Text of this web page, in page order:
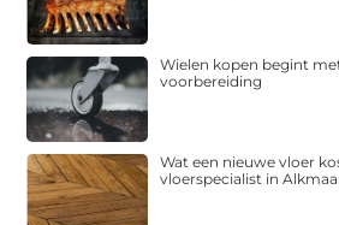
Wielen kopen begint
voorbereiding
Wat een nieuwe vloer
vloerspecialist in